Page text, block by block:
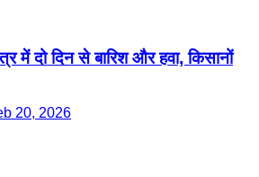
में दो दिन से बारिश और हवा, किसानों
20, 2026